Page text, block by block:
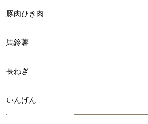
豚肉ひき肉
馬鈴薯
長ねぎ
いんげん